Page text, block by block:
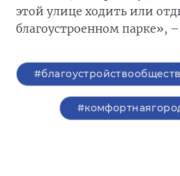
этой улице ходить или
благоустроенном парке»,